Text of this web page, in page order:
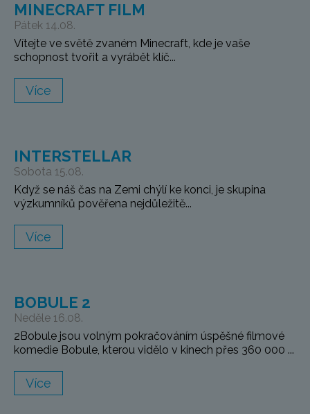
MINECRAFT FILM
Pátek 14.08.
Vítejte ve světě zvaném Minecraft, kde je vaše
schopnost tvořit a vyrábět klíč...
Více
INTERSTELLAR
Sobota 15.08.
Když se náš čas na Zemi chýlí ke konci, je skupina
výzkumníků pověřena nejdůležitě...
Více
BOBULE 2
Neděle 16.08.
2Bobule jsou volným pokračováním úspěšné filmové
komedie Bobule, kterou vidělo v kinech přes 360 000 ...
Více